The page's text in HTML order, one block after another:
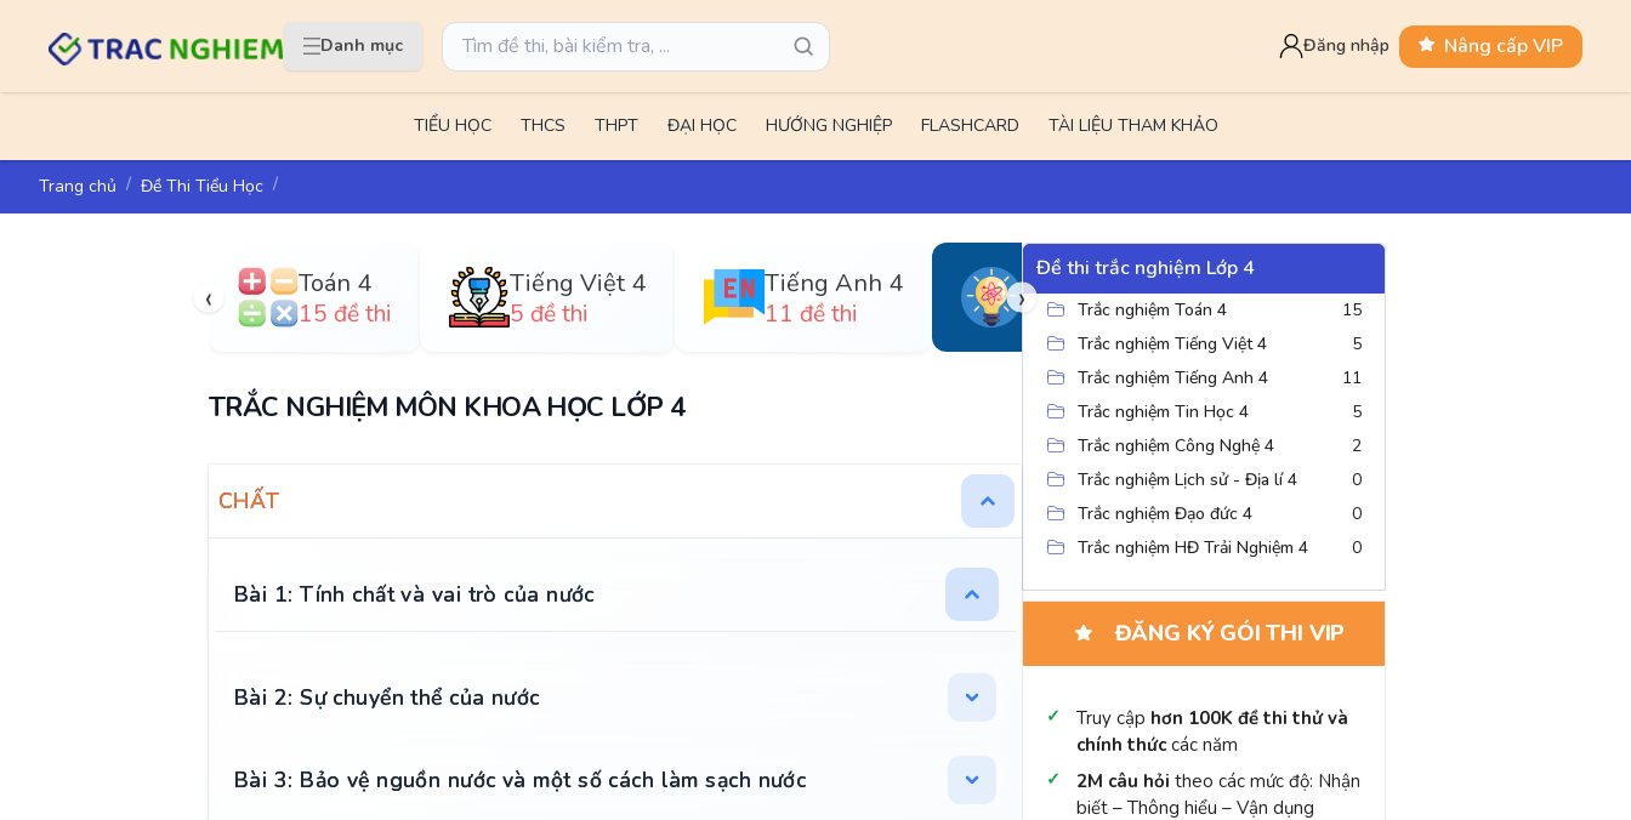
Danh mục Đăng nhập Nâng cấp VIP
TIỂU HỌC THCS THPT ĐẠI HỌC HƯỚNG NGHIỆP FLASHCARD TÀI LIỆU THAM KHẢO
Trang chủ Đề Thi Tiểu Học
‹ Toán 4
15 đề thi
Tiếng Việt 4
5 đề thi
Tiếng Anh 4
11 đề thi
Khoa học 4
4 đề thi
›
TRẮC NGHIỆM MÔN KHOA HỌC LỚP 4
CHẤT
Bài 1: Tính chất và vai trò của nước
Bài 2: Sự chuyển thể của nước
Bài 3: Bảo vệ nguồn nước và một số cách làm sạch nước
Đề thi trắc nghiệm Lớp 4
Trắc nghiệm Toán 4
15
Trắc nghiệm Tiếng Việt 4
5
Trắc nghiệm Tiếng Anh 4
11
Trắc nghiệm Tin Học 4
5
Trắc nghiệm Công Nghệ 4
2
Trắc nghiệm Lịch sử - Địa lí 4
0
Trắc nghiệm Đạo đức 4
0
Trắc nghiệm HĐ Trải Nghiệm 4
0
ĐĂNG KÝ GÓI THI VIP
Truy cập hơn 100K đề thi thử và
chính thứccác năm
2M câu hỏi theo các mức độ: Nhận
biết – Thông hiểu – Vận dụng